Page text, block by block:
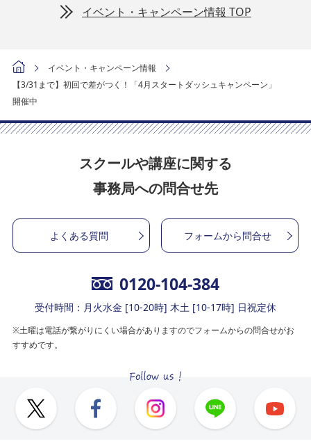
イベント・キャンペーン情報 TOP
イベント・キャンペーン情報
【3/31まで】初回で差がつく！「4月スタートダッシュキャンペーン」
開催中
スクールや講座に関する
事務局への問合せ先
よくある質問 フォームから問合せ
0120-104-384
受付時間：月火水金 [10-20時] 木土 [10-17時] 日祝定休
※土曜は電話が繋がりにくい場合がありますのでフォームからの問合せがお
すすめです。